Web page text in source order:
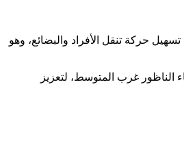
حركة تنقل الأفراد والبضائع، وهو
الناظور غرب المتوسط، لتعزيز